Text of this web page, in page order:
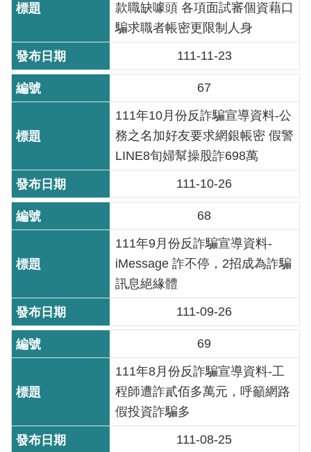
站
導
覽
首
English
常
問
答
陳
情
系
統
雙
詞
彙
款職缺噱頭 各項面試審個資藉口
騙求職者帳密更限制人身
111-11-23
67
111年10月份反詐騙宣導資料-公
務之名加好友要求網銀帳密 假警
LINE8旬婦幫操股詐698萬
111-10-26
68
111年9月份反詐騙宣導資料-
iMessage 詐不停，2招成為詐騙
訊息絕緣體
111-09-26
69
111年8月份反詐騙宣導資料-工
程師遭詐貳佰多萬元，呼籲網路
假投資詐騙多
111-08-25